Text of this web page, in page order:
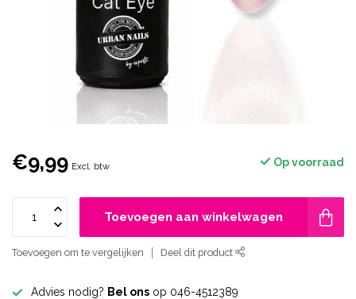
€9,99 Excl. btw Op voorraad
Toevoegen aan winkelwagen
Toevoegen om te vergelijken Deel dit product
Advies nodig? Bel ons op 046-4512389